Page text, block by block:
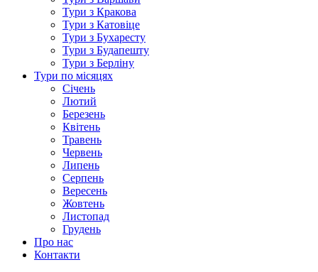
Тури з Кракова
Тури з Катовіце
Тури з Бухаресту
Тури з Будапешту
Тури з Берліну
Тури по місяцях
Січень
Лютий
Березень
Квітень
Травень
Червень
Липень
Серпень
Вересень
Жовтень
Листопад
Грудень
Про нас
Контакти